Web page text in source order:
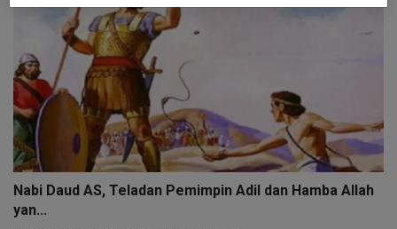
Nabi Daud AS, Teladan Pemimpin Adil dan Hamba Allah
yan...